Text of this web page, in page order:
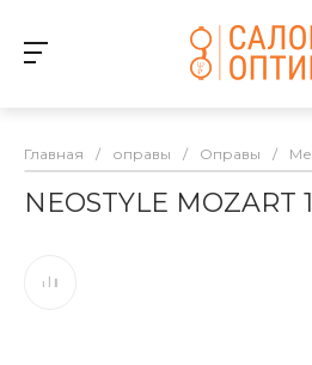
Главная / оправы / Оправы /
NEOSTYLE MOZART